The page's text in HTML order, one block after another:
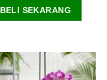
BELI SEKARANG